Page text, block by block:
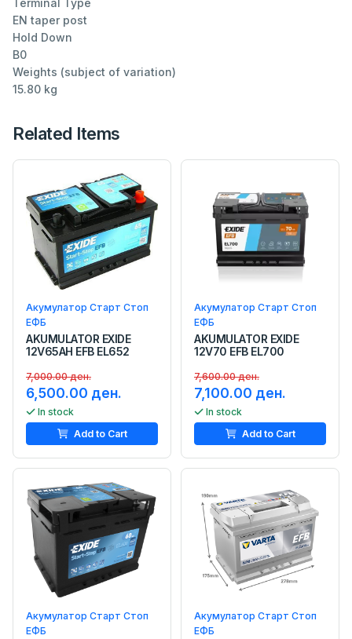
Terminal Type
EN taper post
Hold Down
B0
Weights (subject of variation)
15.80 kg
Related Items
Акумулатор Старт Стоп
ЕФБ
AKUMULATOR EXIDE
12V65AH EFB EL652
7,000.00 ден.
6,500.00 ден.
In stock
Add to Cart
Акумулатор Старт Стоп
ЕФБ
AKUMULATOR EXIDE
12V70 EFB EL700
7,600.00 ден.
7,100.00 ден.
In stock
Add to Cart
Акумулатор Старт Стоп
ЕФБ
Акумулатор Старт Стоп
ЕФБ